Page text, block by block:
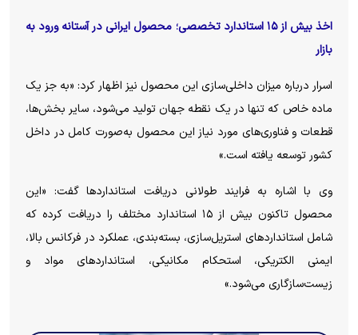
اخذ بیش از ۱۵ استاندارد تخصصی؛ محصول ایرانی در آستانه ورود به
بازار
اسرار درباره میزان داخلی‌سازی این محصول نیز اظهار کرد: «به جز یک
ماده خاص که تنها در یک نقطه جهان تولید می‌شود، سایر بخش‌ها،
قطعات و فناوری‌های مورد نیاز این محصول به‌صورت کامل در داخل
کشور توسعه یافته است.»
وی با اشاره به فرایند طولانی دریافت استاندارد‌ها گفت: «این
محصول تاکنون بیش از ۱۵ استاندارد مختلف را دریافت کرده که
شامل استاندارد‌های استریل‌سازی، بسته‌بندی، عملکرد در فرکانس بالا،
ایمنی الکتریکی، استحکام مکانیکی، استاندارد‌های مواد و
زیست‌سازگاری می‌شود.»